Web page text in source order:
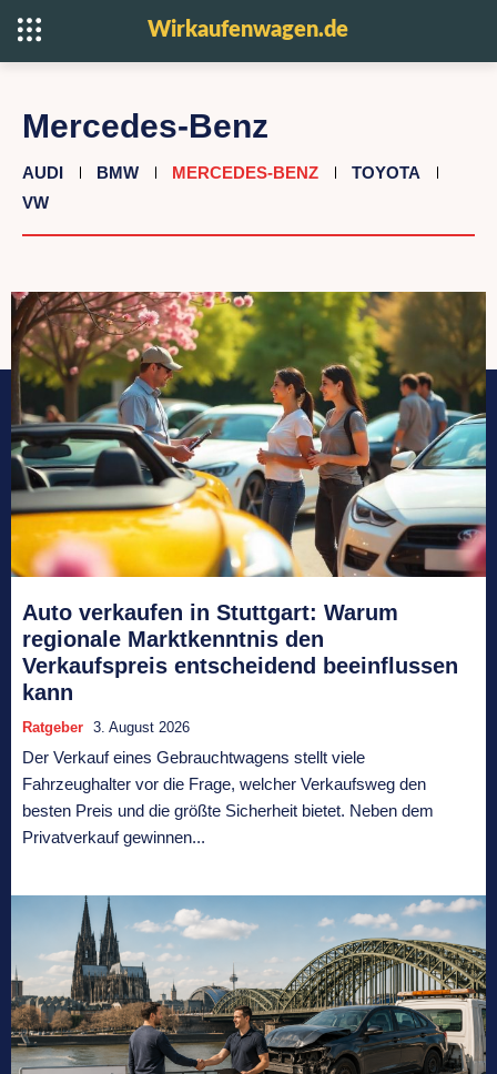
Wirkaufenwagen.de
Mercedes-Benz
AUDI BMW MERCEDES-BENZ
TOYOTA
VW
Auto verkaufen in Stuttgart: Warum
regionale Marktkenntnis den
Verkaufspreis entscheidend beeinflussen
kann
Ratgeber 3. August 2026
Der Verkauf eines Gebrauchtwagens stellt viele
Fahrzeughalter vor die Frage, welcher Verkaufsweg den
besten Preis und die größte Sicherheit bietet. Neben dem
Privatverkauf gewinnen...